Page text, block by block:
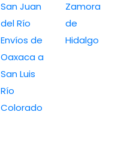
San Juan
del Río
Envíos de
Oaxaca a
San Luis
Río
Colorado
Zamora
de
Hidalgo